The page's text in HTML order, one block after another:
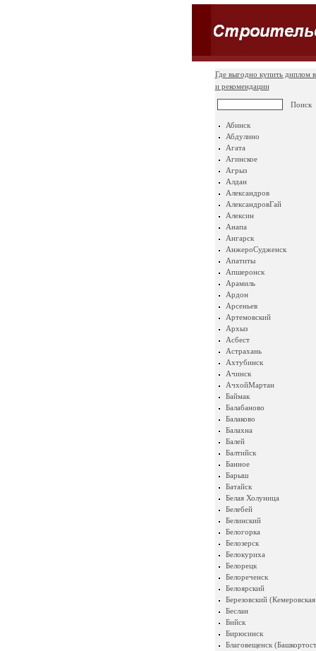
Где выгодно купить диплом
и рекомендации
Абинск
Абдулино
Агата
Агинское
Агрыз
Алдан
Александров
АлександровГай
Алексин
Анапа
Ангарск
АнжероСудженск
Апатиты
Апшеронск
Арамиль
Ардон
Арсеньев
Артемовский
Архыз
Асбест
Астрахань
Ахтубинск
Ачинск
АчхойМартан
Баймак
Балабаново
Балаково
Балахна
Балей
Балтийск
Банное
Барыш
Батайск
Белая Холуница
Белебей
Белинский
Белогорка
Белозерск
Белокуриха
Белорецк
Белореченск
Белоярский
Березовский
Беслан
Бийск
Бирюсинск
Благовещенск